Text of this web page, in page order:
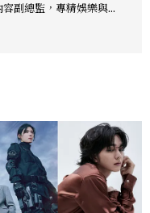
副總監，專精娛樂與